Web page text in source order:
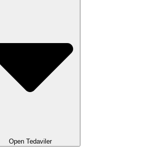
Open Tedaviler